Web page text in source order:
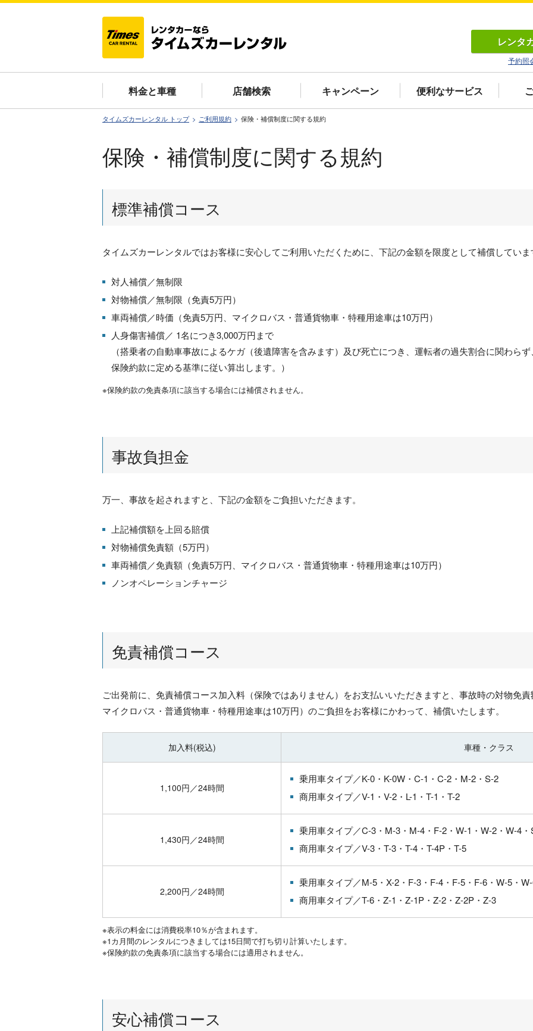
レンタ
予約照
料金と車種 店舗検索 キャンペーン 便利なサービス
タイムズカーレンタル トップ ご利用規約 保険・補償制度に関する規約
保険・補償制度に関する規約
標準補償コース
タイムズカーレンタルではお客様に安心してご利用いただくために、下記の金額を限度として補償してい
対人補償／無制限
対物補償／無制限（免責5万円）
車両補償／時価（免責5万円、マイクロバス・普通貨物車・特種用途車は10万円）
人身傷害補償／ 1名につき3,000万円まで
（搭乗者の自動車事故によるケガ（後遺障害を含みます）及び死亡につき、運転者の過失割合に関わら
保険約款に定める基準に従い算出します。）
※保険約款の免責条項に該当する場合には補償されません。
事故負担金
万一、事故を起されますと、下記の金額をご負担いただきます。
上記補償額を上回る賠償
対物補償免責額（5万円）
車両補償／免責額（免責5万円、マイクロバス・普通貨物車・特種用途車は10万円）
ノンオペレーションチャージ
免責補償コース
ご出発前に、免責補償コース加入料（保険ではありません）をお支払いいただきますと、事故時の対物免
マイクロバス・普通貨物車・特種用途車は10万円）のご負担をお客様にかわって、補償いたします。
加入料(税込) 車種・クラス
1,100円／24時間
乗用車タイプ／K-0・ K-0W・ C-1・ C-2・ M-2・ S-2
商用車タイプ／V-1・ V-2・ L-1・ T-1・ T-2
1,430円／24時間
乗用車タイプ／C-3・ M-3・ M-4・ F-2・ W-1・ W-2・ W-4・
商用車タイプ／V-3・ T-3・ T-4・ T-4P・ T-5
2,200円／24時間
乗用車タイプ／M-5・ X-2・ F-3・ F-4・ F-5・ F-6・ W-5・
商用車タイプ／T-6・ Z-1・ Z-1P・ Z-2・ Z-2P・ Z-3
※表示の料金には消費税率10％が含まれます。
※1カ月間のレンタルにつきましては15日間で打ち切り計算いたします。
※保険約款の免責条項に該当する場合には適用されません。
安心補償コース